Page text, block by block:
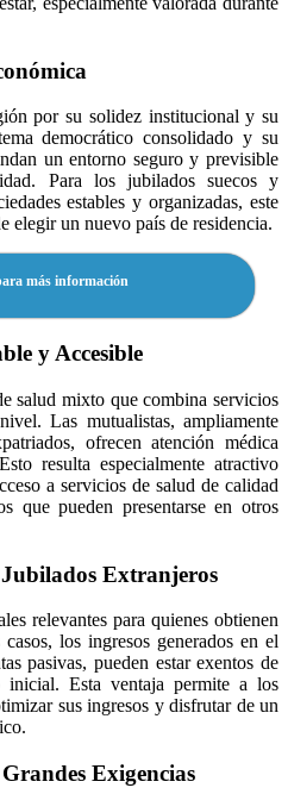
por su solidez institucional y su
democrático consolidado y su
un entorno seguro y previsible
Para los jubilados suecos y
estables y organizadas, este
elegir un nuevo país de residencia.
más información
y Accesible
salud mixto que combina servicios
Las mutualistas, ampliamente
ofrecen atención médica
resulta especialmente atractivo
a servicios de salud de calidad
que pueden presentarse en otros
Extranjeros
relevantes para quienes obtienen
los ingresos generados en el
pasivas, pueden estar exentos de
inicial. Esta ventaja permite a los
sus ingresos y disfrutar de un
Exigencias